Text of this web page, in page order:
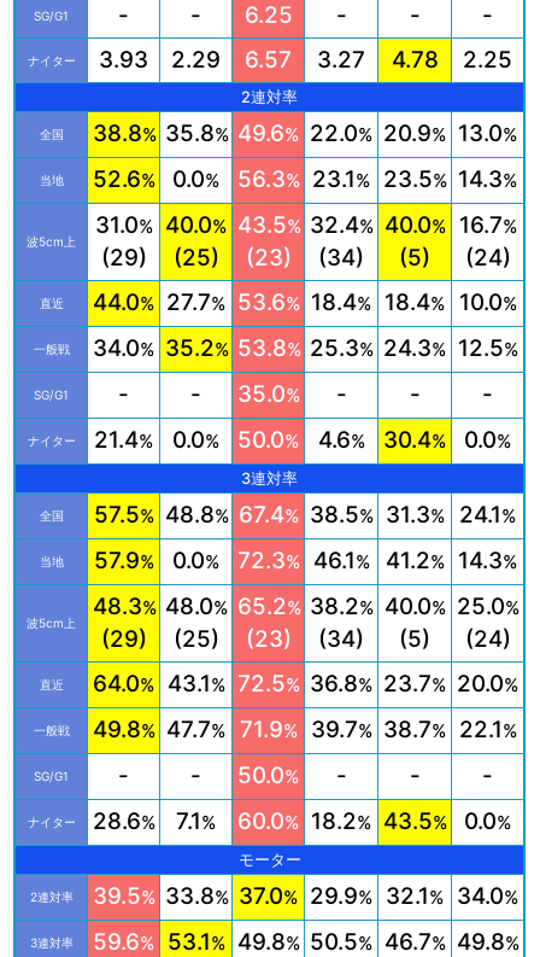
SG/G1 - - 6.25 - - -
ナイター 3.93 2.29 6.57 3.27 4.78 2.25
2連対率
全国 38.8% 35.8% 49.6% 22.0% 20.9% 13.0%
当地 52.6% 0.0% 56.3% 23.1% 23.5% 14.3%
波5cm上
31.0%
(29)
40.0%
(25)
43.5%
(23)
32.4%
(34)
40.0%
(5)
16.7%
(24)
直近 44.0% 27.7% 53.6% 18.4% 18.4% 10.0%
一般戦 34.0% 35.2% 53.8% 25.3% 24.3% 12.5%
SG/G1 - - 35.0% - - -
ナイター 21.4% 0.0% 50.0% 4.6% 30.4% 0.0%
3連対率
全国 57.5% 48.8% 67.4% 38.5% 31.3% 24.1%
当地 57.9% 0.0% 72.3% 46.1% 41.2% 14.3%
波5cm上
48.3%
(29)
48.0%
(25)
65.2%
(23)
38.2%
(34)
40.0%
(5)
25.0%
(24)
直近 64.0% 43.1% 72.5% 36.8% 23.7% 20.0%
一般戦 49.8% 47.7% 71.9% 39.7% 38.7% 22.1%
SG/G1 - - 50.0% - - -
ナイター 28.6% 7.1% 60.0% 18.2% 43.5% 0.0%
モーター
2連対率 39.5% 33.8% 37.0% 29.9% 32.1% 34.0%
3連対率 59.6% 53.1% 49.8% 50.5% 46.7% 49.8%